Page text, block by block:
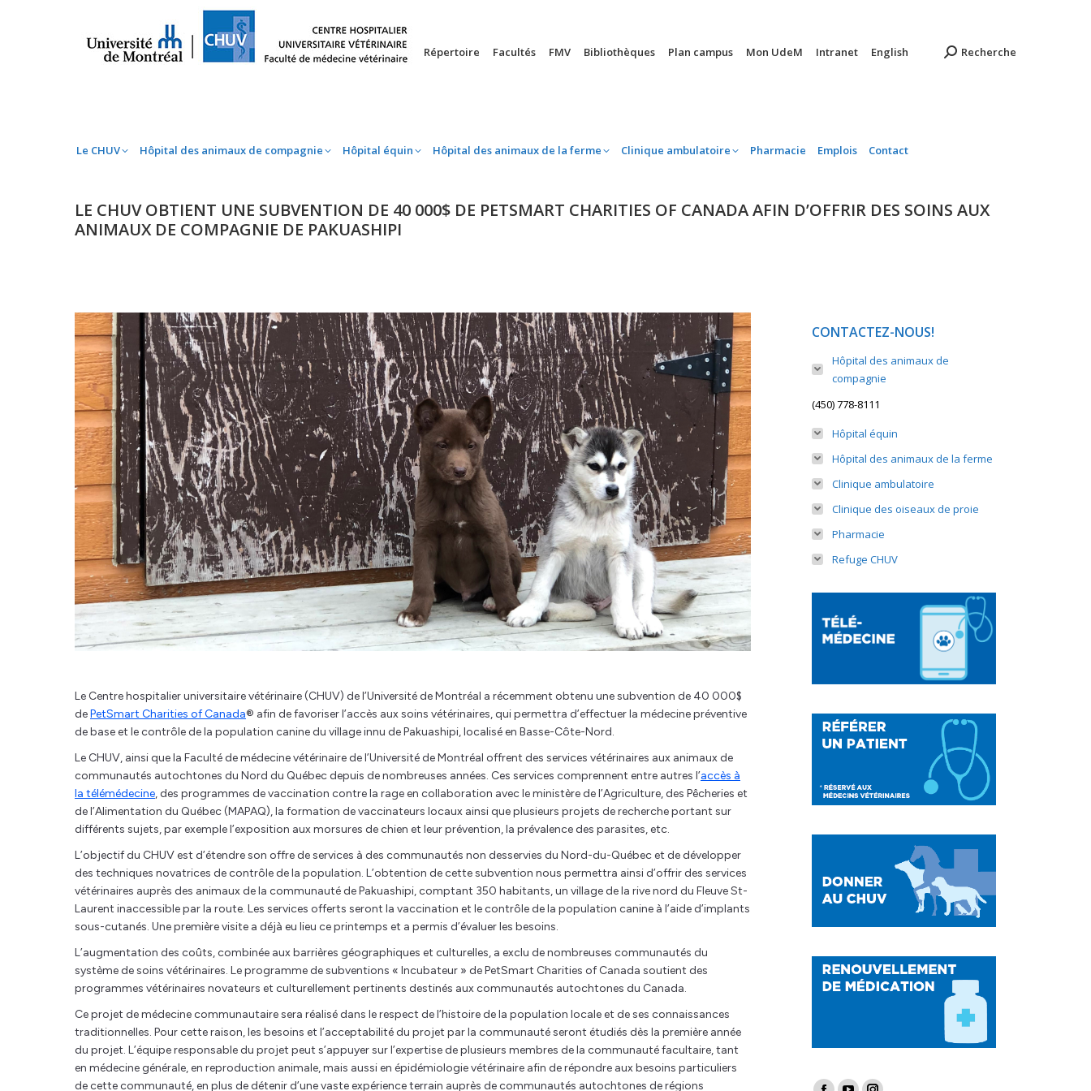
Répertoire Facultés FMV Bibliothèques Plan campus Mon UdeM Intranet English Recherche
Le CHUV Hôpital des animaux de compagnie Hôpital équin Hôpital des animaux de la ferme Clinique ambulatoire Pharmacie Emplois Contact
LE CHUV OBTIENT UNE SUBVENTION DE 40 000$ DE PETSMART CHARITIES OF CANADA AFIN D’OFFRIR DES SOINS AUX
ANIMAUX DE COMPAGNIE DE PAKUASHIPI
Le Centre hospitalier universitaire vétérinaire (CHUV) de l’Université de Montréal a récemment obtenu une subvention de 40 000$
dePetSmart Charities of Canada® afin de favoriser l’accès aux soins vétérinaires, qui permettra d’effectuer la médecine préventive
de base et le contrôle de la population canine du village innu de Pakuashipi, localisé en Basse-Côte-Nord.
Le CHUV, ainsi que la Faculté de médecine vétérinaire de l’Université de Montréal offrent des services vétérinaires aux animaux de
communautés autochtones du Nord du Québec depuis de nombreuses années. Ces services comprennent entre autres l’accès à
la télémédecine, des programmes de vaccination contre la rage en collaboration avec le ministère de l’Agriculture, des Pêcheries et
de l’Alimentation du Québec (MAPAQ), la formation de vaccinateurs locaux ainsi que plusieurs projets de recherche portant sur
différents sujets, par exemple l’exposition aux morsures de chien et leur prévention, la prévalence des parasites, etc.
L’objectif du CHUV est d’étendre son offre de services à des communautés non desservies du Nord-du-Québec et de développer
des techniques novatrices de contrôle de la population. L’obtention de cette subvention nous permettra ainsi d’offrir des services
vétérinaires auprès des animaux de la communauté de Pakuashipi, comptant 350 habitants, un village de la rive nord du Fleuve St-
Laurent inaccessible par la route. Les services offerts seront la vaccination et le contrôle de la population canine à l’aide d’implants
sous-cutanés. Une première visite a déjà eu lieu ce printemps et a permis d’évaluer les besoins.
L’augmentation des coûts, combinée aux barrières géographiques et culturelles, a exclu de nombreuses communautés du
système de soins vétérinaires. Le programme de subventions « Incubateur » de PetSmart Charities of Canada soutient des
programmes vétérinaires novateurs et culturellement pertinents destinés aux communautés autochtones du Canada.
Ce projet de médecine communautaire sera réalisé dans le respect de l’histoire de la population locale et de ses connaissances
traditionnelles. Pour cette raison, les besoins et l’acceptabilité du projet par la communauté seront étudiés dès la première année
du projet. L’équipe responsable du projet peut s’appuyer sur l’expertise de plusieurs membres de la communauté facultaire, tant
en médecine générale, en reproduction animale, mais aussi en épidémiologie vétérinaire afin de répondre aux besoins particuliers
de cette communauté, en plus de détenir d’une vaste expérience terrain auprès de communautés autochtones de régions
CONTACTEZ-NOUS!
Hôpital des animaux de
compagnie
(450) 778-8111
Hôpital équin
Hôpital des animaux de la ferme
Clinique ambulatoire
Clinique des oiseaux de proie
Pharmacie
Refuge CHUV
Find us on:
Le CHUV Hôpital des animaux de compagnie Hôpital équin